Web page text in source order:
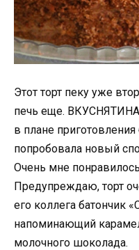
Этот торт пеку уже
печь еще.
в плане
попробовала новый
Очень мне
Предупреждаю, торт
его коллега батончик
напоминающий
молочного шоколада.